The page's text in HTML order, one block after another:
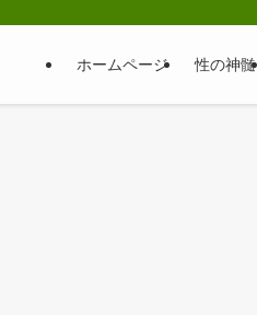
ホームページ 性の神髄